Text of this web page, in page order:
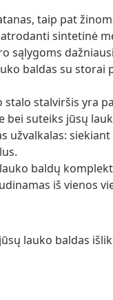
taip pat
sintetinė
sąlygoms
baldas su
stalo stalviršis yra
bei suteiks jūsų
užvalkalas:
baldų
iš vienos
lauko baldas